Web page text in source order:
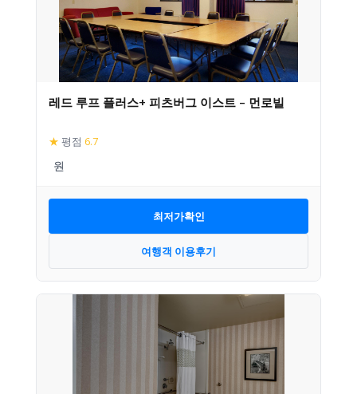
레드 루프 플러스+ 피츠버그 이스트 – 먼로빌
★ 평점 6.7
최저가확인
여행객 이용후기